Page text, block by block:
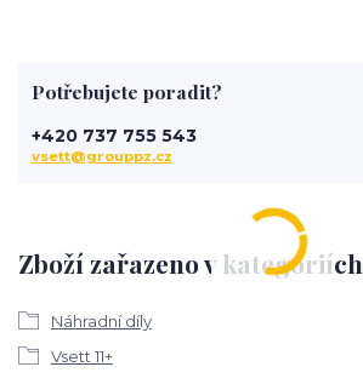
Zboží zařazeno v kategoriích
Náhradní díly
Vsett 11+
Potřebujete poradit?
+420 737 755 543
vsett@grouppz.cz